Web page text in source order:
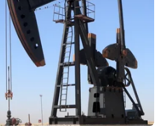
lão hóa
tay,